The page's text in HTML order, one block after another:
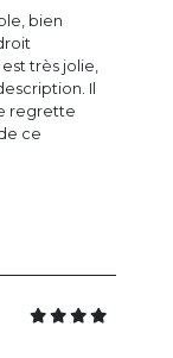
bien
est très jolie,
Il
regrette
ce